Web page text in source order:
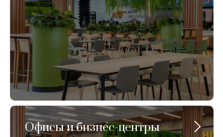
Офисы и бизнес-центры